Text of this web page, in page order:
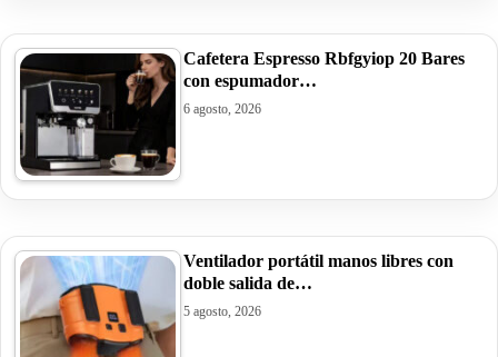
Cafetera Espresso Rbfgyiop 20 Bares
con espumador…
6 agosto, 2026
Ventilador portátil manos libres con
doble salida de…
5 agosto, 2026